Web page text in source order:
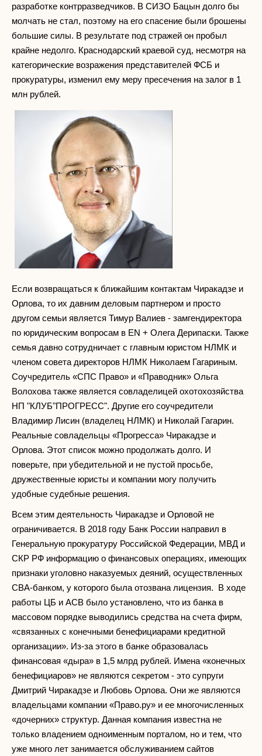
разработке контрразведчиков. В СИЗО Бацын долго бы
молчать не стал, поэтому на его спасение были брошены
большие силы. В результате под стражей он пробыл
крайне недолго. Краснодарский краевой суд, несмотря на
категорические возражения представителей ФСБ и
прокуратуры, изменил ему меру пресечения на залог в 1
млн рублей.
Если возвращаться к ближайшим контактам Чиракадзе и
Орлова, то их давним деловым партнером и просто
другом семьи является Тимур Валиев - замгендиректора
по юридическим вопросам в EN + Олега Дерипаски. Также
семья давно сотрудничает с главным юристом НЛМК и
членом совета директоров НЛМК Николаем Гагариным.
Соучредитель «СПС Право» и «Праводник» Ольга
Волохова также является совладелицей охотохозяйства
НП "КЛУБ"ПРОГРЕСС". Другие его соучредители
Владимир Лисин (владелец НЛМК) и Николай Гагарин.
Реальные совладельцы «Прогресса» Чиракадзе и
Орлова. Этот список можно продолжать долго. И
поверьте, при убедительной и не пустой просьбе,
дружественные юристы и компании могу получить
удобные судебные решения.
Всем этим деятельность Чиракадзе и Орловой не
ограничивается. В 2018 году Банк России направил в
Генеральную прокуратуру Российской Федерации, МВД и
СКР РФ информацию о финансовых операциях, имеющих
признаки уголовно наказуемых деяний, осуществленных
СВА-банком, у которого была отозвана лицензия. В ходе
работы ЦБ и АСВ было установлено, что из банка в
массовом порядке выводились средства на счета фирм,
«связанных с конечными бенефициарами кредитной
организации». Из-за этого в банке образовалась
финансовая «дыра» в 1,5 млрд рублей. Имена «конечных
бенефициаров» не являются секретом - это супруги
Дмитрий Чиракадзе и Любовь Орлова. Они же являются
владельцами компании «Право.ру» и ее многочисленных
«дочерних» структур. Данная компания известна не
только владением одноименным порталом, но и тем, что
уже много лет занимается обслуживанием сайтов